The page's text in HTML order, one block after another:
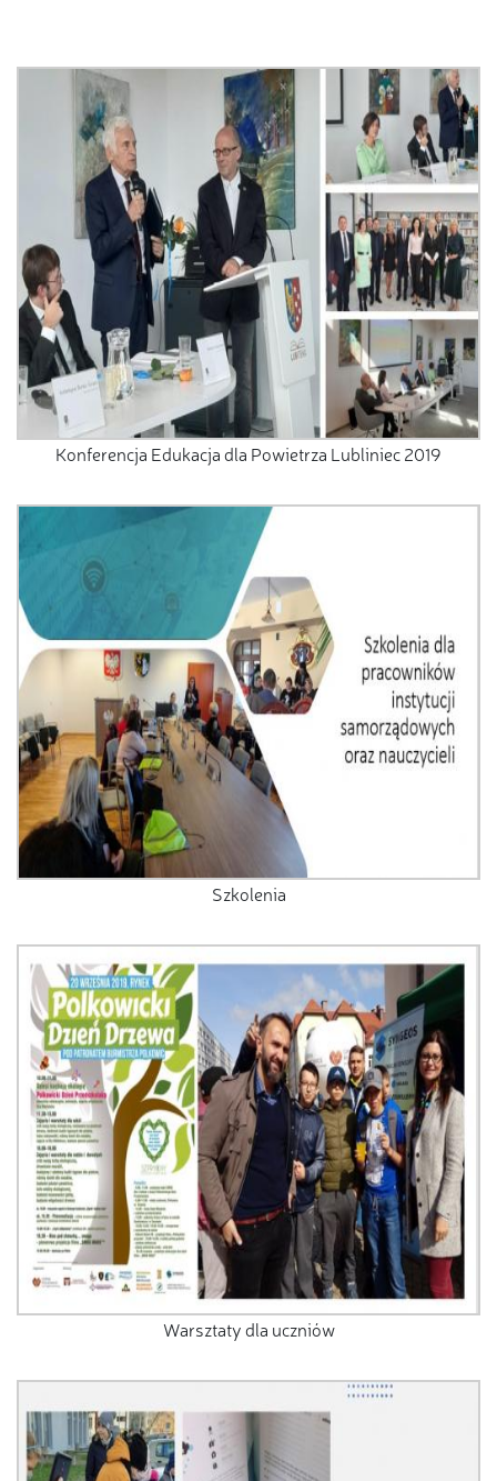
Konferencja Edukacja dla Powietrza Lubliniec 2019
Szkolenia
Warsztaty dla uczniów